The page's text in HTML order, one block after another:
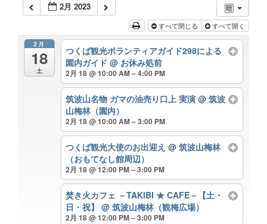
2月 2023
すべて閉じる すべて開く
2月
18
土
つくば観光ボランティアガイド298による
園内ガイド@ お休み処前
2月 18 @ 10:00 AM – 4:00 PM
筑波山名物 ガマの油売り口上 実演@ 筑波
山梅林（園内）
2月 18 @ 10:00 AM – 3:00 PM
つくば観光大使のお出迎え@ 筑波山梅林
（おもてなし館周辺）
2月 18 @ 12:00 PM – 3:00 PM
焚き火カフェ －TAKIBI ★ CAFE－【土・
日・祝】@ 筑波山梅林（観梅広場）
2月 18 @ 12:00 PM – 3:00 PM